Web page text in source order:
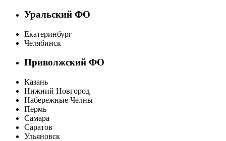
Уральский ФО
Екатеринбург
Челябинск
Приволжский ФО
Казань
Нижний Новгород
Набережные Челны
Пермь
Самара
Саратов
Ульяновск